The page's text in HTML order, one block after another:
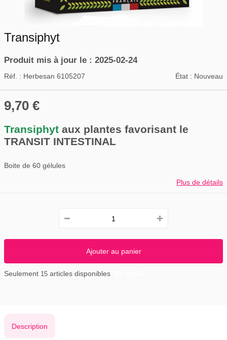
Transiphyt
Produit mis à jour le : 2025-02-24
Réf. : Herbesan 6105207 État : Nouveau
9,70 €
Transiphyt aux plantes favorisant le
TRANSIT INTESTINAL
Boite de 60 gélules
Plus de détails
Ajouter au panier
Seulement 15 articles disponibles
Description